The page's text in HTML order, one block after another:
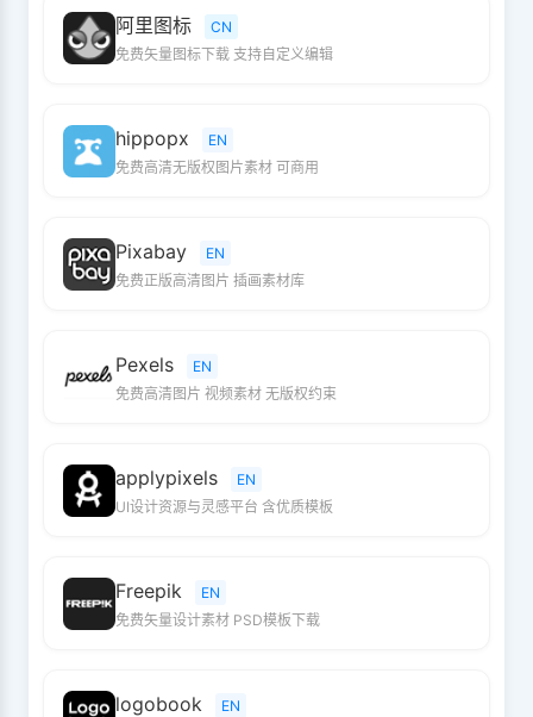
阿里图标
CN
免费矢量图标下载 支持自定义编辑
hippopx
EN
免费高清无版权图片素材 可商用
Pixabay
EN
免费正版高清图片 插画素材库
Pexels
EN
免费高清图片 视频素材 无版权约束
applypixels
EN
UI设计资源与灵感平台 含优质模板
Freepik
EN
免费矢量设计素材 PSD模板下载
logobook EN